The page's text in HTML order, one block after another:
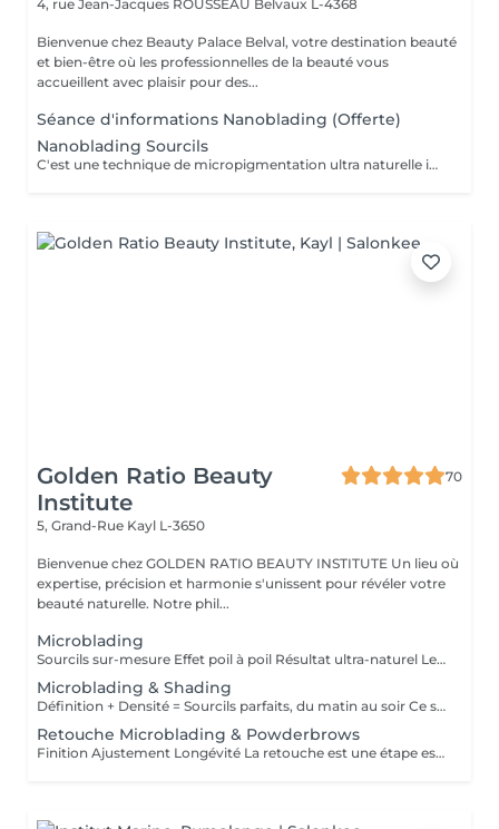
4, rue Jean-Jacques ROUSSEAU Belvaux L-4368
Bienvenue chez Beauty Palace Belval, votre destination beauté
et bien-être où les professionnelles de la beauté vous
accueillent avec plaisir pour des...
Séance d'informations Nanoblading (Offerte)
Nanoblading Sourcils
C'est une technique de micropigmentation ultra naturelle innovante qui redessine les sourcils avec des traits hiper fins comme les poils, pour un résultat des sourcils plus élégants, harmonieux et parfaitement structurés.
Golden Ratio Beauty
Institute
70
5, Grand-Rue Kayl L-3650
Bienvenue chez GOLDEN RATIO BEAUTY INSTITUTE Un lieu où
expertise, précision et harmonie s'unissent pour révéler votre
beauté naturelle. Notre phil...
Microblading
Sourcils sur-mesure Effet poil à poil Résultat ultra-naturel Le microblading est une technique de maquillage semi-permanent qui permet de redessiner les sourcils de façon précise et naturelle, en imitant parfaitement l'aspect du poil. À l'aide d'une fine lame composée de micro-aiguilles, des pigments sont implantés manuellement dans la couche superficielle de la peau. Ce soin est idéal pour : restructurer une ligne clairsemée, corriger une asymétrie, gagner du temps au quotidien, sublimer le regard sans maquillage. Résultat : des sourcils harmonieux, élégants et adaptés à la morphologie de votre visage invisiblement travaillés, visiblement magnifiques. La tenue varie de 9 à 18 mois selon le type de peau, le mode de vie et l'entretien.
Microblading & Shading
Définition + Densité = Sourcils parfaits, du matin au soir Ce soin combine deux techniques complémentaires pour un résultat à la fois structuré, doux et sophistiqué : Le microblading (effet poil à poil) recrée chaque poil avec une extrême précision pour redessiner et restructurer la ligne naturelle du sourcil. Le shading (ombrage en dégradé) ajoute de la densité et un effet maquillé très subtil, comme un léger poudré. Cette combinaison est idéale pour les sourcils clairsemés, asymétriques ou manquant de définition, et convient à tous les types de peau, y compris les peaux grasses. Résultat : des sourcils naturels à la base, plus intenses vers la queue, avec un effet make-up no make-up longue durée. Tenue : 12 à 24 mois selon le type de peau et l'entretien.
Retouche Microblading & Powderbrows
Finition Ajustement Longévité La retouche est une étape essentielle pour parfaire le résultat initial du microblading ou des powder brows. Elle permet de : ajuster la forme ou l'intensité, renforcer la couleur, corriger les éventuelles irrégularités liées à la cicatrisation, prolonger la tenue du maquillage semi-permanent. Première retouche recommandée 4 à 8 semaines après la première séance. Ensuite, des retouches annuelles sont conseillées pour entretenir la couleur et la netteté du tracé. Résultat : des sourcils toujours frais, nets et parfaitement définis, sur le long terme. Ce tarif s'applique uniquement aux microbladings & Powderbrows réalisés par notre artiste.